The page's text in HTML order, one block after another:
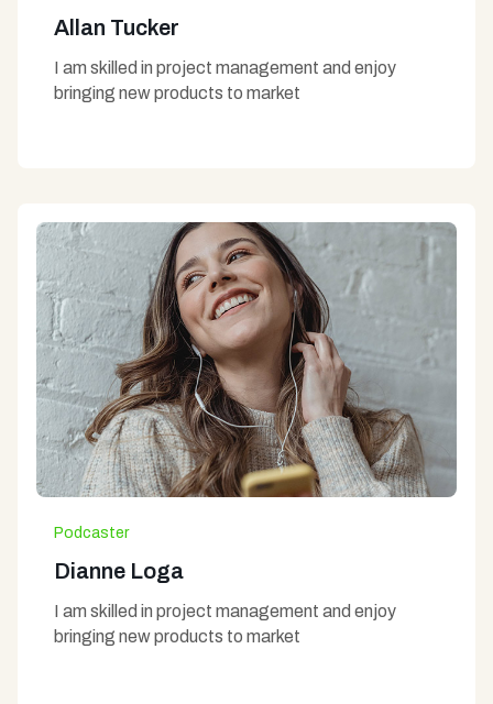
Allan Tucker
I am skilled in project management and enjoy
bringing new products to market
Podcaster
Dianne Loga
I am skilled in project management and enjoy
bringing new products to market